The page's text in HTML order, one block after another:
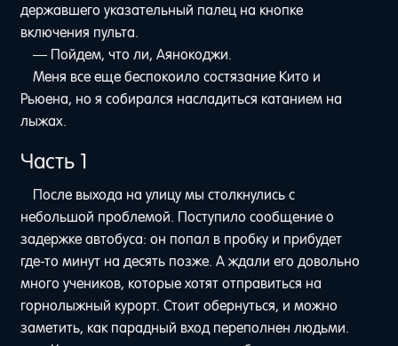
державшего указательный палец на кнопке
включения пульта.
— Пойдем, что ли, Аянокоджи.
Меня все еще беспокоило состязание Кито и
Рьюена, но я собирался насладиться катанием на
лыжах.
Часть 1
После выхода на улицу мы столкнулись с
небольшой проблемой. Поступило сообщение о
задержке автобуса: он попал в пробку и прибудет
где-то минут на десять позже. А ждали его довольно
много учеников, которые хотят отправиться на
горнолыжный курорт. Стоит обернуться, и можно
заметить, как парадный вход переполнен людьми.